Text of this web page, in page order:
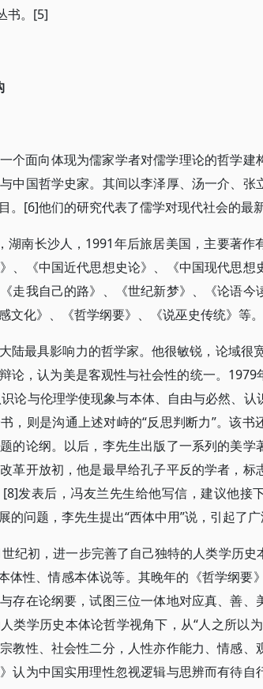
书。[5]
个面向体现为儒家学者对儒学理论的哲学建
中国哲学史家。其间以李泽厚、汤一介、张
。[6]他们的研究代表了儒学对现代社会的最新
湖南长沙人，1991年后旅居美国，主要著作
、《中国近代思想史论》、《中国现代思想
走我自己的路》、《世纪新梦》、《论语今
文化》、《哲学纲要》、《说巫史传统》等。
陆最具影响力的哲学家。他很敏锐，论域很
论，认为美是客观性与社会性的统一。
论与伦理学使现象与本体、自由与必然、认
，则是沟通上述对峙的“反思判断力”。该书
的论纲。以后，李先生出版了一系列的美学
革开放初，他是最早给孔子平反的学者，标
发表后，冯友兰先生给他写信，建议他接
的问题，李先生提出“西体中用”说，引起了广
纪初，进一步完善了自己独特的人类学历
体性、情感本体说等。其晚年的《哲学纲要
存在论纲要，试图三位一体地对应真、善、
类学历史本体论哲学视角下，从“人之所以
教性、社会性二分，人性亦作能力、情感、
认为中国实用理性忽视逻辑与思辨而有待自